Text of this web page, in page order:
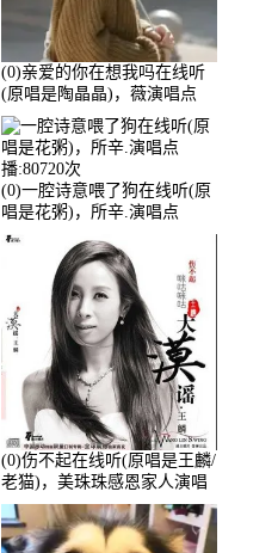
(0)亲爱的你在想我吗在线听
(原唱是陶晶晶)，薇演唱点
播:159722次
(0)一腔诗意喂了狗在线听(原
唱是花粥)，所辛.演唱点
播:80720次
(0)伤不起在线听(原唱是王麟/
老猫)，美珠珠感恩家人演唱
点播:80218次